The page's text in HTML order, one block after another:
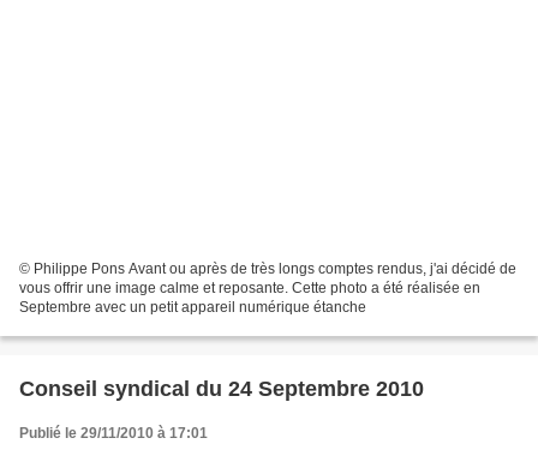
© Philippe Pons Avant ou après de très longs comptes rendus, j'ai décidé de
vous offrir une image calme et reposante. Cette photo a été réalisée en
Septembre avec un petit appareil numérique étanche
Conseil syndical du 24 Septembre 2010
Publié le 29/11/2010 à 17:01